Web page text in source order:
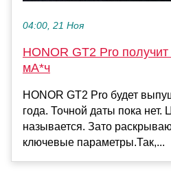
04:00, 21 Ноя
HONOR GT2 Pro
мА*ч
HONOR GT2 Pro будет
года. Точной даты пока нет.
называется. Зато
ключевые параметры.Так,...